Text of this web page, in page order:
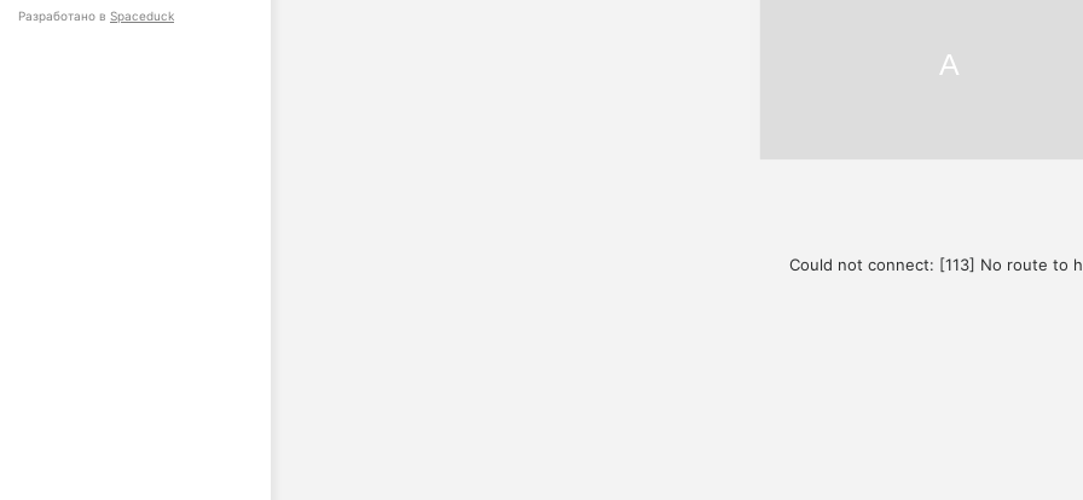
Разработано в Spaceduck
А
Could not connect: [113] No route to